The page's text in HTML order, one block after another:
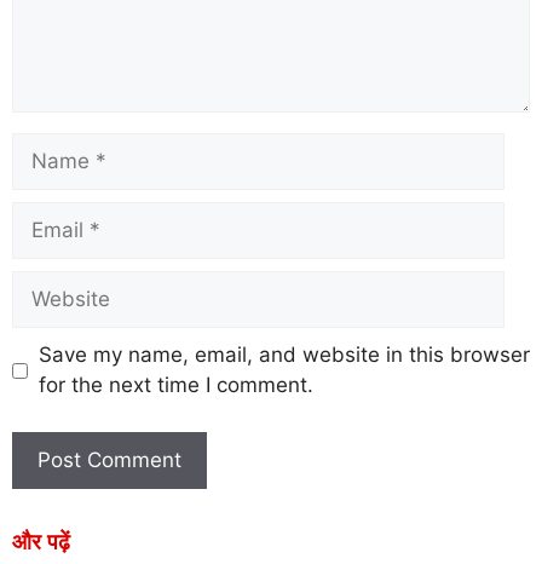
Save my name, email, and website in this browser
for the next time I comment.
और पढ़ें